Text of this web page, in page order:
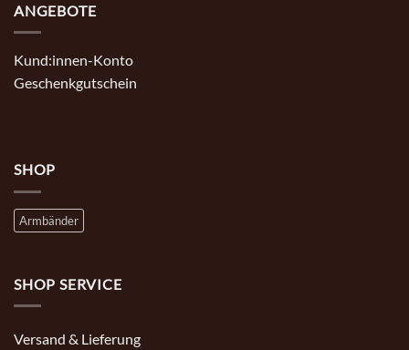
ANGEBOTE
Kund:innen-Konto
Geschenkgutschein
SHOP
Armbänder
SHOP SERVICE
Versand & Lieferung